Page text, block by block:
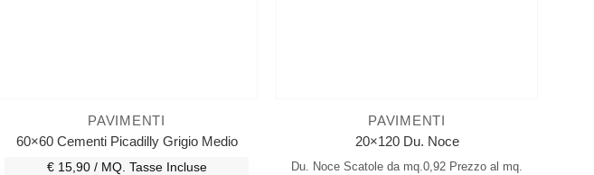
PAVIMENTI
60×60 Cementi Picadilly Grigio Medio
€ 15,90 / MQ. Tasse Incluse
PAVIMENTI
20×120 Du. Noce
Du. Noce Scatole da mq.0,92 Prezzo al mq.